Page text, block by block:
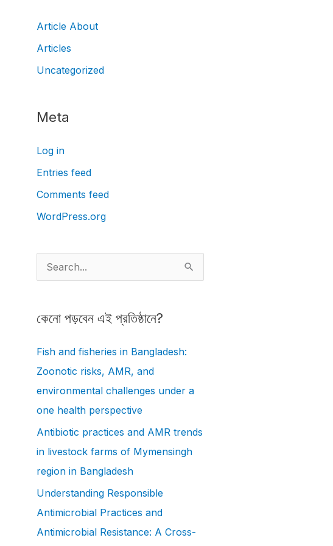
Article About
Articles
Uncategorized
Meta
Log in
Entries feed
Comments feed
WordPress.org
c
h
f
o
r
:
কেনো পড়বেন এই প্রতিষ্ঠানে?
Fish and fisheries in Bangladesh:
Zoonotic risks, AMR, and
environmental challenges under a
one health perspective
Antibiotic practices and AMR trends
in livestock farms of Mymensingh
region in Bangladesh
Understanding Responsible
Antimicrobial Practices and
Antimicrobial Resistance: A Cross-